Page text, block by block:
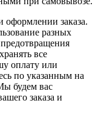
оформлении заказа.
разных
все
оплату или
по указанным на
будем вас
заказа и